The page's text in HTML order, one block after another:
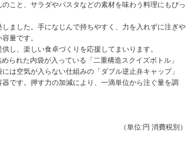
こと、サラダやパスタなどの素材を味わう料理にもぴっ
ました。手になじんで持ちやすく、力を入れずに注ぎや
量です。
し、楽しい食卓づくりを応援してまいります。
られた内袋が入っている「二重構造スクイズボトル」
は空気が入らない仕組みの「ダブル逆止弁キャップ」
です。押す力の加減により、一滴単位から注ぐ量を調
（単位:円 消費税別）